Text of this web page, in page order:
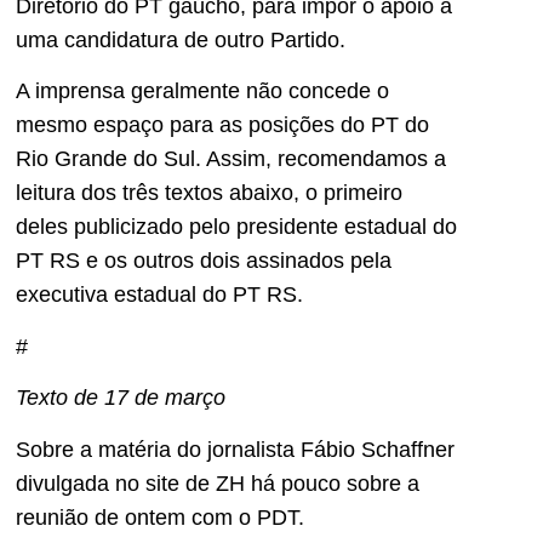
Diretório do PT gaúcho, para impor o apoio à
uma candidatura de outro Partido.
A imprensa geralmente não concede o
mesmo espaço para as posições do PT do
Rio Grande do Sul. Assim, recomendamos a
leitura dos três textos abaixo, o primeiro
deles publicizado pelo presidente estadual do
PT RS e os outros dois assinados pela
executiva estadual do PT RS.
#
Texto de 17 de março
Sobre a matéria do jornalista Fábio Schaffner
divulgada no site de ZH há pouco sobre a
reunião de ontem com o PDT.